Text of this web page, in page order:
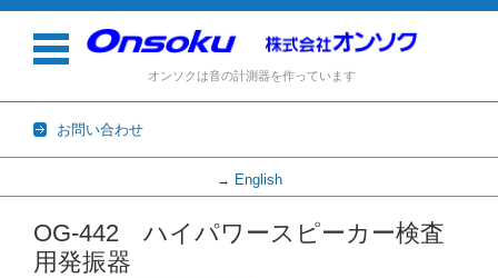
オンソクは音の計測器を作っています
お問い合わせ
→ English
コンテンツに移動
OG-442 ハイパワースピーカー検査
用発振器